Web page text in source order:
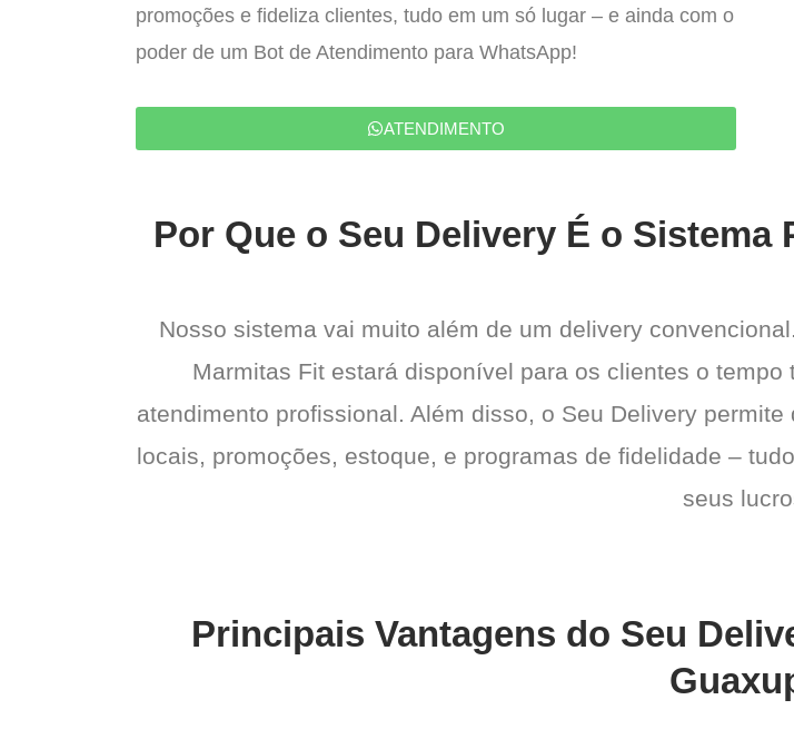
promoções e fideliza clientes, tudo em um só lugar – e ainda com o
poder de um Bot de Atendimento para WhatsApp!
ATENDIMENTO
Por Que o Seu Delivery É o
Nosso sistema vai muito além de um delivery
Marmitas Fit estará disponível para os clientes o
atendimento profissional. Além disso, o Seu Delivery
locais, promoções, estoque, e programas de fidelidade –
seus
Principais Vantagens do Seu